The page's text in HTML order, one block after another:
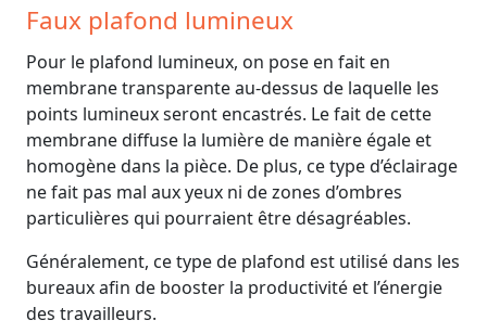
Faux plafond lumineux
Pour le plafond lumineux, on pose en fait en
membrane transparente au-dessus de laquelle les
points lumineux seront encastrés. Le fait de cette
membrane diffuse la lumière de manière égale et
homogène dans la pièce. De plus, ce type d’éclairage
ne fait pas mal aux yeux ni de zones d’ombres
particulières qui pourraient être désagréables.
Généralement, ce type de plafond est utilisé dans les
bureaux afin de booster la productivité et l’énergie
des travailleurs.